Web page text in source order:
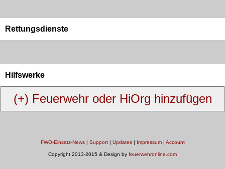
Rettungsdienste
Hilfswerke
FWO-Einsatz-News| Support| Updates| Impressum| Account
Copyright 2013-2015 & Design by feuerwehronline.com